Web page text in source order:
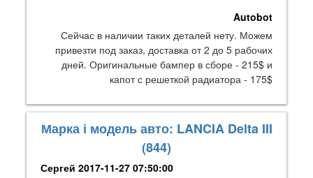
Autobot
Сейчас в наличии таких деталей нету. Можем
привезти под заказ, доставка от 2 до 5 рабочих
дней. Оригинальные бампер в сборе - 215$ и
капот с решеткой радиатора - 175$
Марка і модель авто: LANCIA Delta III
(844)
Сергей 2017-11-27 07:50:00